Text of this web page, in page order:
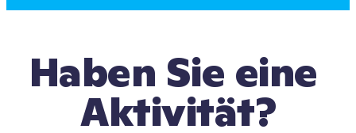
Haben Sie eine
Aktivität?